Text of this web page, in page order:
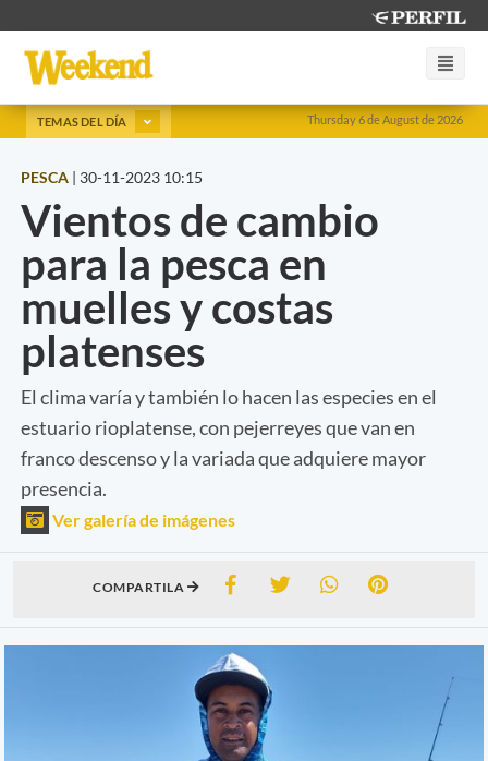
Thursday 6 de August de 2026
TEMAS DEL DÍA
PESCA | 30-11-2023 10:15
Vientos de cambio
para la pesca en
muelles y costas
platenses
El clima varía y también lo hacen las especies en el
estuario rioplatense, con pejerreyes que van en
franco descenso y la variada que adquiere mayor
presencia.
Ver galería de imágenes
COMPARTILA